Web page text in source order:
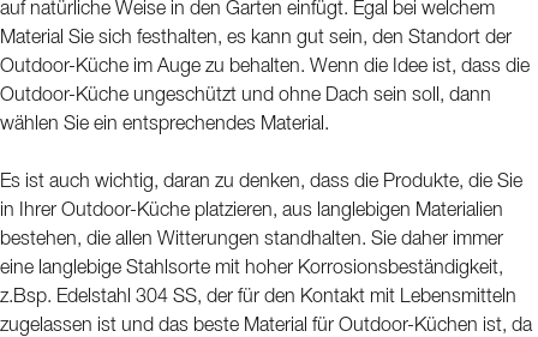
auf natürliche Weise in den Garten einfügt. Egal bei welchem ​​
Material Sie sich festhalten, es kann gut sein, den Standort der
Outdoor-Küche im Auge zu behalten. Wenn die Idee ist, dass die
Outdoor-Küche ungeschützt und ohne Dach sein soll, dann
wählen Sie ein entsprechendes Material.
Es ist auch wichtig, daran zu denken, dass die Produkte, die Sie
in Ihrer Outdoor-Küche platzieren, aus langlebigen Materialien
bestehen, die allen Witterungen standhalten. Sie daher immer
eine langlebige Stahlsorte mit hoher Korrosionsbeständigkeit,
z.Bsp. Edelstahl 304 SS, der für den Kontakt mit Lebensmitteln
zugelassen ist und das beste Material für Outdoor-Küchen ist, da